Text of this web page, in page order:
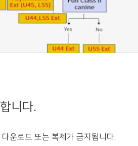
니다.
운로드 또는 복제가 금지됩니다.